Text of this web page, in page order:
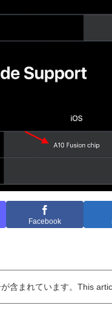
Facebook
含まれています。This